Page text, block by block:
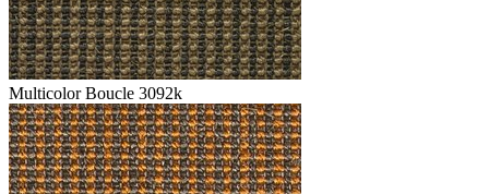
Multicolor Boucle 3092k